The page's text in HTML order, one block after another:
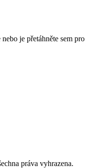
je přetáhněte sem pro
práva vyhrazena.